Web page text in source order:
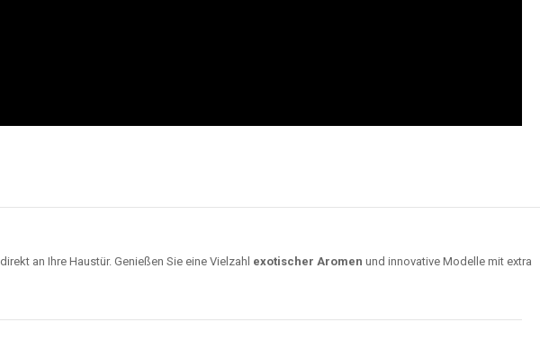
direkt an Ihre Haustür. Genießen Sie eine Vielzahl exotischer Aromen und innovative Modelle mit extra